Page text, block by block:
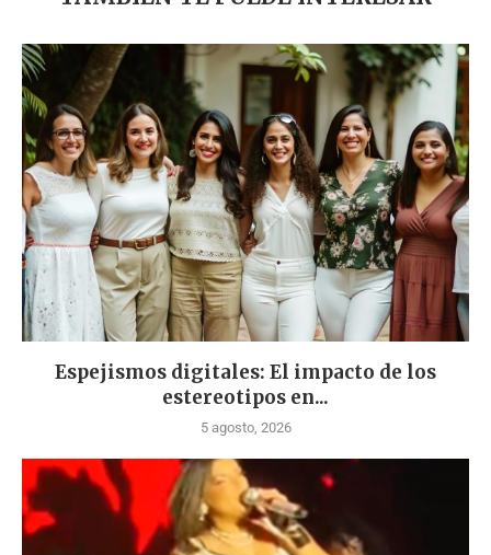
Espejismos digitales: El impacto de los
estereotipos en...
5 agosto, 2026